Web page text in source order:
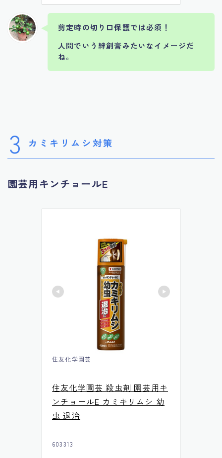
剪定時の切り口保護では必須！
人間でいう絆創膏みたいなイメージだ
ね。
3 カミキリムシ対策
園芸用キンチョールE
住友化学園芸
住友化学園芸 殺虫剤 園芸用キ
ンチョールE カミキリムシ 幼
虫 退治
603313